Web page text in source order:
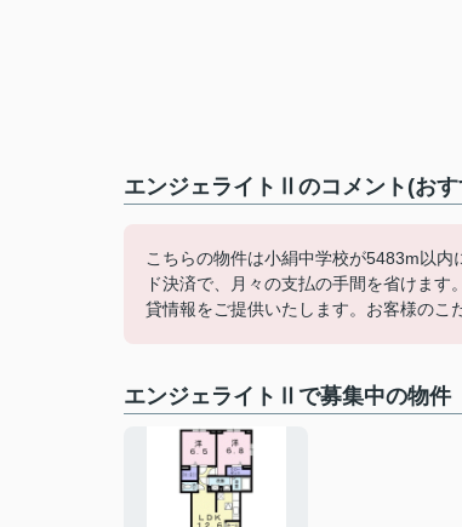
エンジェライトⅡのコメント(お
こちらの物件は小絹中学校が5483m以
ド決済で、月々の支払の手間を省けま
貸情報をご提供いたします。お客様のこ
エンジェライトⅡで募集中の物件